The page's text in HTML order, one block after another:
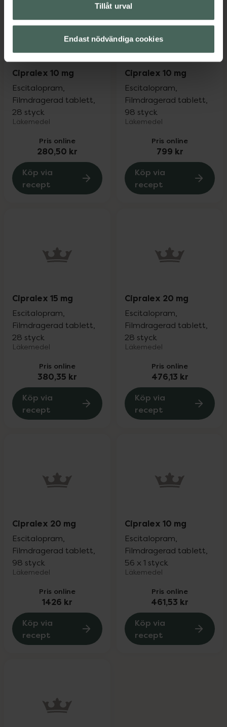
Tillåt urval
Endast nödvändiga cookies
Cipralex 10 mg
Escitalopram,
Filmdragerad tablett,
28 styck
Läkemedel
Pris online
280,50 kr
Köp via
recept
Cipralex 10 mg
Escitalopram,
Filmdragerad tablett,
98 styck
Läkemedel
Pris online
799 kr
Köp via
recept
Cipralex 15 mg
Escitalopram,
Filmdragerad tablett,
28 styck
Läkemedel
Pris online
380,35 kr
Köp via
recept
Cipralex 20 mg
Escitalopram,
Filmdragerad tablett,
28 styck
Läkemedel
Pris online
476,13 kr
Köp via
recept
Cipralex 20 mg
Escitalopram,
Filmdragerad tablett,
98 styck
Läkemedel
Pris online
1426 kr
Köp via
recept
Cipralex 10 mg
Escitalopram,
Filmdragerad tablett,
56 x 1 styck
Läkemedel
Pris online
461,53 kr
Köp via
recept